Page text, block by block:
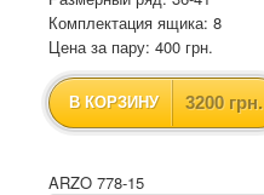
Комплектация ящика: 8
Цена за пару: 400 грн.
В КОРЗИНУ 3200 грн.
ARZO 778-15